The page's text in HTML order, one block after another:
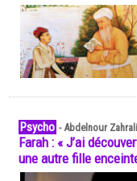
Psycho -Abdelnour Zahrali
Farah : « J’ai
une autre fille